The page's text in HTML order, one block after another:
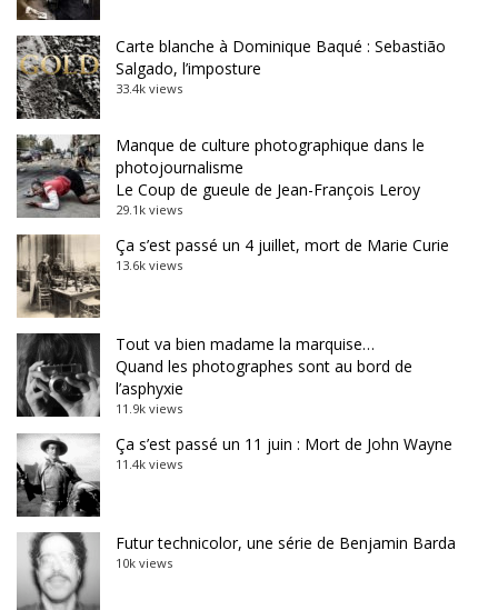
Carte blanche à Dominique Baqué : Sebastião
Salgado, l’imposture
33.4k views
Manque de culture photographique dans le
photojournalisme
Le Coup de gueule de Jean-François Leroy
29.1k views
Ça s’est passé un 4 juillet, mort de Marie Curie
13.6k views
Tout va bien madame la marquise…
Quand les photographes sont au bord de
l’asphyxie
11.9k views
Ça s’est passé un 11 juin : Mort de John Wayne
11.4k views
Futur technicolor, une série de Benjamin Barda
10k views